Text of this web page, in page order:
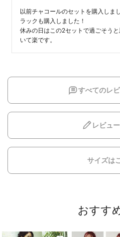
以前チャコールのセットを購入しま
ラックも購入しました！
休みの日はこの2セットで過ごそう
いて楽です。
すべてのレ
レビュ
サイズは
おすす